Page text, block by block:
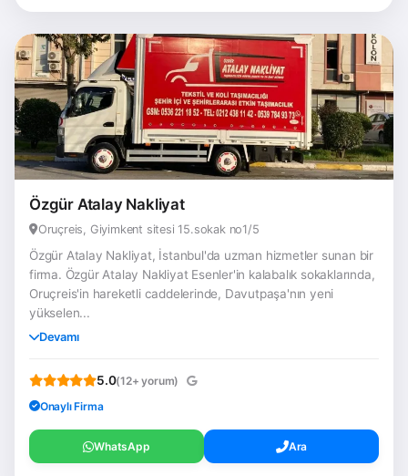
Özgür Atalay Nakliyat
Oruçreis, Giyimkent sitesi 15.sokak no1/5
Özgür Atalay Nakliyat, İstanbul'da uzman hizmetler sunan bir
firma. Özgür Atalay Nakliyat Esenler'in kalabalık sokaklarında,
Oruçreis'in hareketli caddelerinde, Davutpaşa'nın yeni
yükselen...
Devamı
5.0(12+ yorum)
Onaylı Firma
WhatsApp Ara